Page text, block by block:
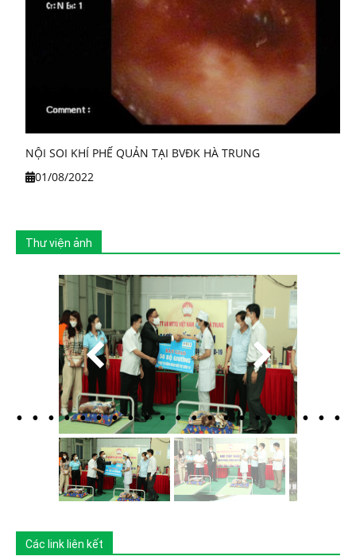
NỘI SOI KHÍ PHẾ QUẢN TẠI BVĐK HÀ TRUNG
01/08/2022
Thư viện ảnh
Các link liên kết